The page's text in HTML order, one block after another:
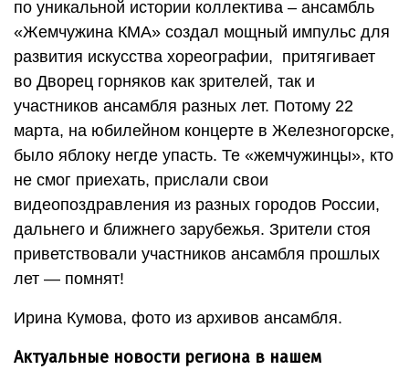
по уникальной истории коллектива – ансамбль
«Жемчужина КМА» создал мощный импульс для
развития искусства хореографии, притягивает
во Дворец горняков как зрителей, так и
участников ансамбля разных лет. Потому 22
марта, на юбилейном концерте в Железногорске,
было яблоку негде упасть. Те «жемчужинцы», кто
не смог приехать, прислали свои
видеопоздравления из разных городов России,
дальнего и ближнего зарубежья. Зрители стоя
приветствовали участников ансамбля прошлых
лет — помнят!
Ирина Кумова, фото из архивов ансамбля.
Актуальные новости региона в нашем